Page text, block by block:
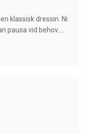
klassisk dressin. Ni
pausa vid behov....